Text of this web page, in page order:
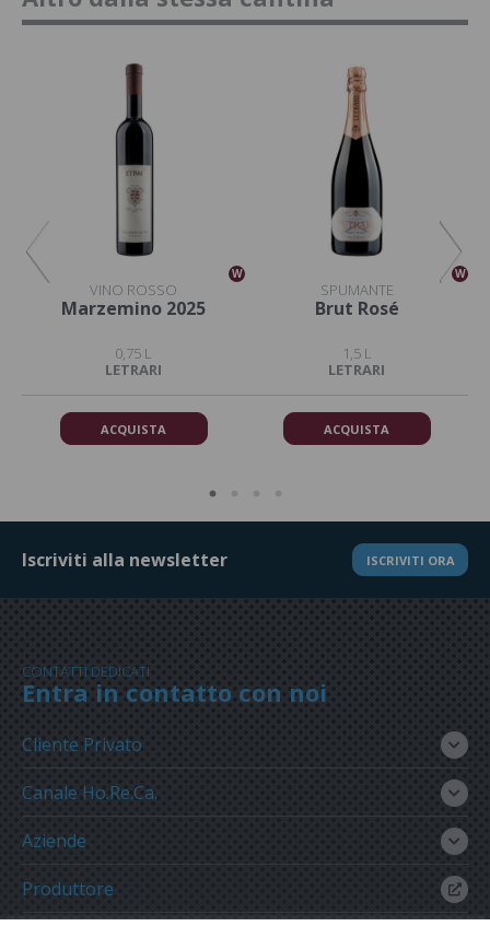
W
VINO ROSSO
Marzemino 2025
0,75 L
LETRARI
ACQUISTA
W
SPUMANTE
Brut Rosé
1,5 L
LETRARI
ACQUISTA
Iscriviti alla newsletter ISCRIVITI ORA
CONTATTI DEDICATI
Entra in contatto con noi
Cliente Privato
Canale Ho.Re.Ca.
Aziende
Produttore